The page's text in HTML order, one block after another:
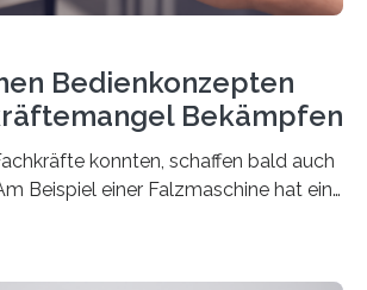
Bedienkonzepten
Bekämpfen
konnten, schaffen bald auch
Beispiel einer Falzmaschine hat ein
Schnittstelle so sehr vereinfacht,